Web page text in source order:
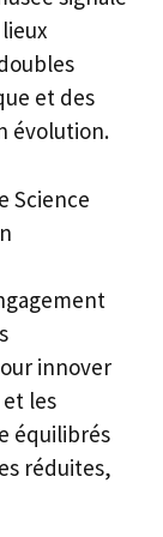
et des
évolution.
Science
innover
les
équilibrés
réduites,